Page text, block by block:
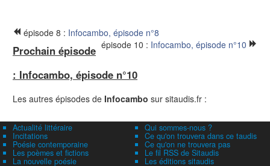
épisode 8 : Infocambo, épisode n°8
épisode 10 : Infocambo, épisode n°10
Prochain épisode
: Infocambo, épisode n°10
Les autres épisodes de Infocambo sur sitaudis.fr :
Actualité littéraire
Incitations
Poésie contemporaine
Les poèmes et fictions
La nouvelle poésie
Qui sommes-nous ?
Ce qu'on trouvera dans ce taudis
Ce qu'on ne trouvera pas
Le fil RSS de Sitaudis
Les éditions sitaudis